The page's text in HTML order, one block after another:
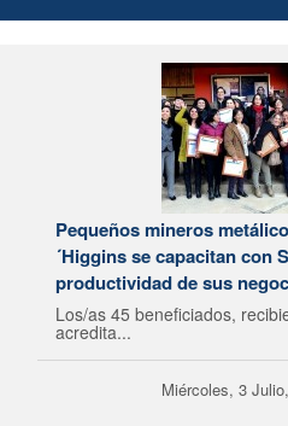
Pequeños mineros
´Higgins se capacitan con
productividad de sus
Los/as 45 beneficiados,
acredita...
Miércoles, 3